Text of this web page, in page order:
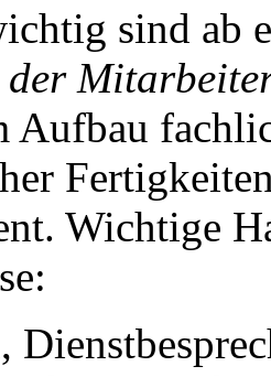
sind ab
Aufbau
Wichtige